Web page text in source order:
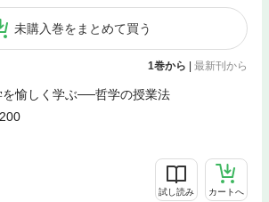
未購入巻をまとめて買う
1巻から | 最新刊から
を愉しく学ぶ──哲学の授業法
試し読み カートへ